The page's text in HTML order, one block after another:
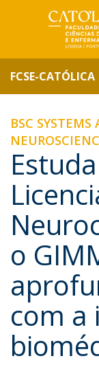
FCSE-CATÓLICA
BSC
o
com a